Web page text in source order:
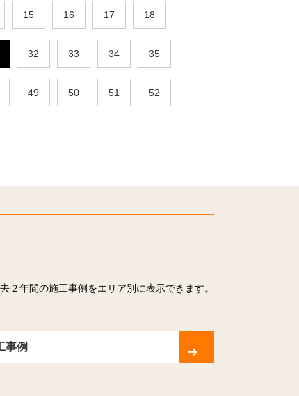
15 16 17 18
32 33 34 35
49 50 51 52
２年間の施工事例をエリア別に表示できます。
事例